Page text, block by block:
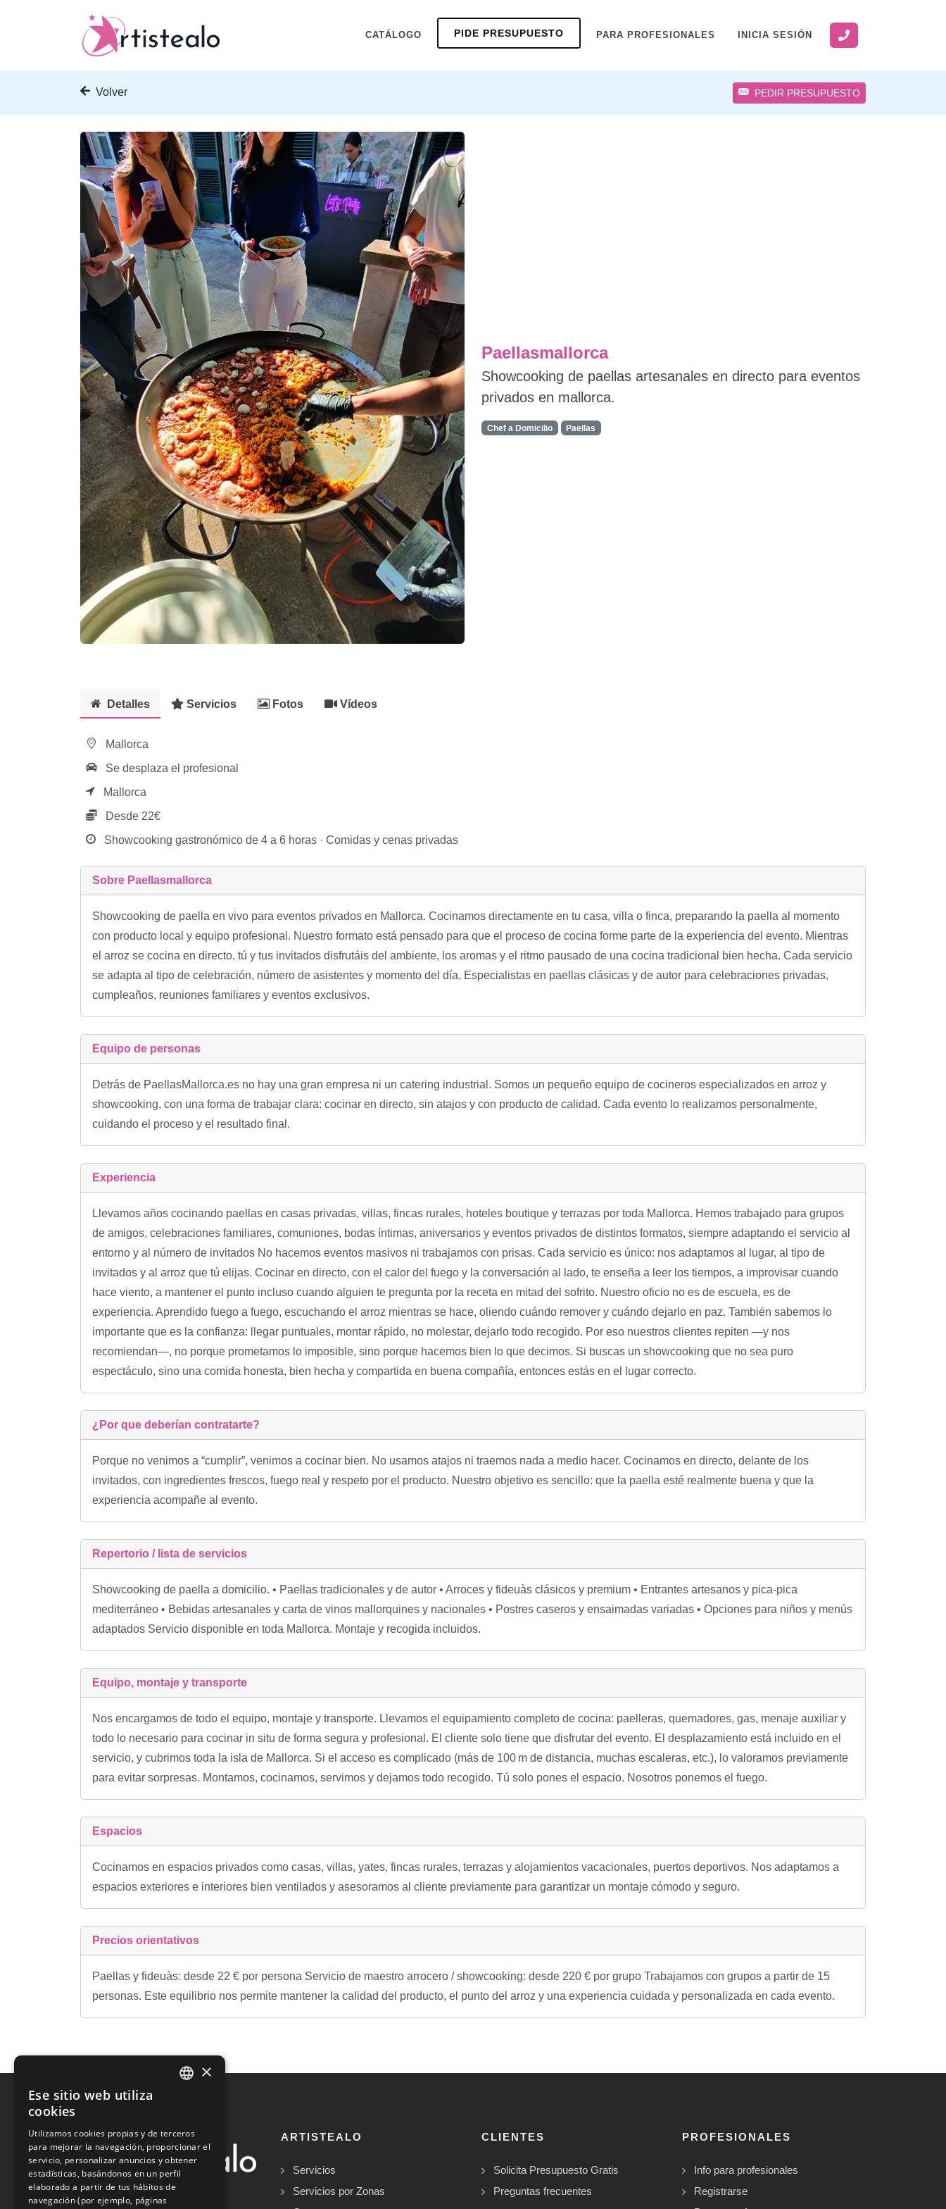
CATÁLOGO PIDE PRESUPUESTO PARA PROFESIONALES INICIA SESIÓN
Volver PEDIR PRESUPUESTO
Paellasmallorca
Showcooking de paellas artesanales en directo para eventos
privados en mallorca.
Chef a Domicilio Paellas
Detalles Servicios Fotos Vídeos
Mallorca
Se desplaza el profesional
Mallorca
Desde 22€
Showcooking gastronómico de 4 a 6 horas · Comidas y cenas privadas
Sobre Paellasmallorca
Showcooking de paella en vivo para eventos privados en Mallorca. Cocinamos directamente en tu casa, villa o finca, preparando la paella al momento
con producto local y equipo profesional. Nuestro formato está pensado para que el proceso de cocina forme parte de la experiencia del evento. Mientras
el arroz se cocina en directo, tú y tus invitados disfrutáis del ambiente, los aromas y el ritmo pausado de una cocina tradicional bien hecha. Cada servicio
se adapta al tipo de celebración, número de asistentes y momento del día. Especialistas en paellas clásicas y de autor para celebraciones privadas,
cumpleaños, reuniones familiares y eventos exclusivos.
Equipo de personas
Detrás de PaellasMallorca.es no hay una gran empresa ni un catering industrial. Somos un pequeño equipo de cocineros especializados en arroz y
showcooking, con una forma de trabajar clara: cocinar en directo, sin atajos y con producto de calidad. Cada evento lo realizamos personalmente,
cuidando el proceso y el resultado final.
Experiencia
Llevamos años cocinando paellas en casas privadas, villas, fincas rurales, hoteles boutique y terrazas por toda Mallorca. Hemos trabajado para grupos
de amigos, celebraciones familiares, comuniones, bodas íntimas, aniversarios y eventos privados de distintos formatos, siempre adaptando el servicio al
entorno y al número de invitados No hacemos eventos masivos ni trabajamos con prisas. Cada servicio es único: nos adaptamos al lugar, al tipo de
invitados y al arroz que tú elijas. Cocinar en directo, con el calor del fuego y la conversación al lado, te enseña a leer los tiempos, a improvisar cuando
hace viento, a mantener el punto incluso cuando alguien te pregunta por la receta en mitad del sofrito. Nuestro oficio no es de escuela, es de
experiencia. Aprendido fuego a fuego, escuchando el arroz mientras se hace, oliendo cuándo remover y cuándo dejarlo en paz. También sabemos lo
importante que es la confianza: llegar puntuales, montar rápido, no molestar, dejarlo todo recogido. Por eso nuestros clientes repiten —y nos
recomiendan—, no porque prometamos lo imposible, sino porque hacemos bien lo que decimos. Si buscas un showcooking que no sea puro
espectáculo, sino una comida honesta, bien hecha y compartida en buena compañía, entonces estás en el lugar correcto.
¿Por que deberían contratarte?
Porque no venimos a “cumplir”, venimos a cocinar bien. No usamos atajos ni traemos nada a medio hacer. Cocinamos en directo, delante de los
invitados, con ingredientes frescos, fuego real y respeto por el producto. Nuestro objetivo es sencillo: que la paella esté realmente buena y que la
experiencia acompañe al evento.
Repertorio / lista de servicios
Showcooking de paella a domicilio. • Paellas tradicionales y de autor • Arroces y fideuàs clásicos y premium • Entrantes artesanos y pica-pica
mediterráneo • Bebidas artesanales y carta de vinos mallorquines y nacionales • Postres caseros y ensaimadas variadas • Opciones para niños y menús
adaptados Servicio disponible en toda Mallorca. Montaje y recogida incluidos.
Equipo, montaje y transporte
Nos encargamos de todo el equipo, montaje y transporte. Llevamos el equipamiento completo de cocina: paelleras, quemadores, gas, menaje auxiliar y
todo lo necesario para cocinar in situ de forma segura y profesional. El cliente solo tiene que disfrutar del evento. El desplazamiento está incluido en el
servicio, y cubrimos toda la isla de Mallorca. Si el acceso es complicado (más de 100 m de distancia, muchas escaleras, etc.), lo valoramos previamente
para evitar sorpresas. Montamos, cocinamos, servimos y dejamos todo recogido. Tú solo pones el espacio. Nosotros ponemos el fuego.
Espacios
Cocinamos en espacios privados como casas, villas, yates, fincas rurales, terrazas y alojamientos vacacionales, puertos deportivos. Nos adaptamos a
espacios exteriores e interiores bien ventilados y asesoramos al cliente previamente para garantizar un montaje cómodo y seguro.
Precios orientativos
Paellas y fideuàs: desde 22 € por persona Servicio de maestro arrocero / showcooking: desde 220 € por grupo Trabajamos con grupos a partir de 15
personas. Este equilibrio nos permite mantener la calidad del producto, el punto del arroz y una experiencia cuidada y personalizada en cada evento.
ARTISTEALO
Servicios
Servicios por Zonas
CLIENTES
Solicita Presupuesto Gratis
Preguntas frecuentes
PROFESIONALES
Info para profesionales
Registrarse
×
Ese sitio web utiliza
cookies
Utilizamos cookies propias y de terceros
para mejorar la navegación, proporcionar el
servicio, personalizar anuncios y obtener
estadísticas, basándonos en un perfil
elaborado a partir de tus hábitos de
navegación (por ejemplo, páginas